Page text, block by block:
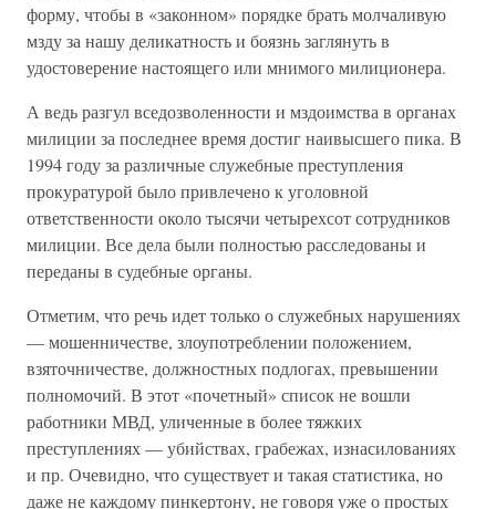
форму, чтобы в «законном» порядке брать молчаливую
мзду за нашу деликатность и боязнь заглянуть в
удостоверение настоящего или мнимого милиционера.
А ведь разгул вседозволенности и мздоимства в органах
милиции за последнее время достиг наивысшего пика. В
1994 году за различные служебные преступления
прокуратурой было привлечено к уголовной
ответственности около тысячи четырехсот сотрудников
милиции. Все дела были полностью расследованы и
переданы в судебные органы.
Отметим, что речь идет только о служебных нарушениях
— мошенничестве, злоупотреблении положением,
взяточничестве, должностных подлогах, превышении
полномочий. В этот «почетный» список не вошли
работники МВД, уличенные в более тяжких
преступлениях — убийствах, грабежах, изнасилованиях
и пр. Очевидно, что существует и такая статистика, но
даже не каждому пинкертону, не говоря уже о простых